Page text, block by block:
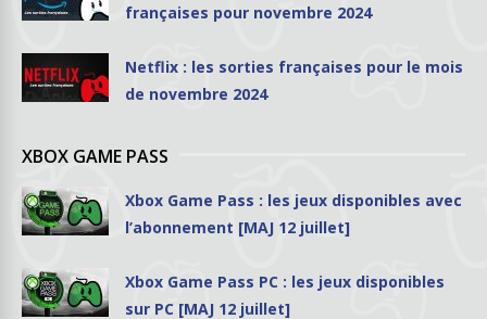
françaises pour novembre 2024
Netflix : les sorties françaises pour le mois
de novembre 2024
XBOX GAME PASS
Xbox Game Pass : les jeux disponibles avec
l’abonnement [MAJ 12 juillet]
Xbox Game Pass PC : les jeux disponibles
sur PC [MAJ 12 juillet]